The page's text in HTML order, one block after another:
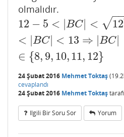
olmalıdır.
12 − 5 < |BC < 12
−
√
< |BC < 13 ⇒ |BC
∈ {8, 9, 10,11, 12}
12−5< | BC <122 52 ⇒7<|
24 Şubat 2016 Mehmet Toktaş(
cevaplandı
24 Şubat 2016 Mehmet Toktaş
Ilgili Bir Soru Sor Yorum